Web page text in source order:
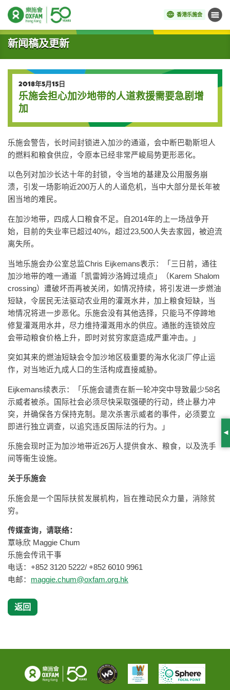
香港乐施会 菜单
开始主要内容
新闻稿及更新
2018年5月15日
乐施会担心加沙地带的人道救援需要急剧增
加
乐施会警告，长时间封锁进入加沙的通道，会中断巴勒斯坦人
的燃料和粮食供应，令原本已经非常严峻局势更形恶化。
以色列对加沙长达十年的封锁，令当地的基建及公用服务崩
溃，引发一场影响近200万人的人道危机，当中大部分是长年被
困当地的难民。
在加沙地带，四成人口粮食不足。自2014年的上一场战争开
始，目前的失业率已超过40%，超过23,500人失去家园，被迫流
离失所。
当地乐施会办公室总监Chris Eijkemans表示：「三日前，通往
加沙地带的唯一通道「凯雷姆沙洛姆过境点」（Karem Shalom
crossing）遭破坏而再被关闭，如情况持续，将引发进一步燃油
短缺，令居民无法驱动农业用的灌溉水井，加上粮食短缺，当
地情况将进一步恶化。乐施会没有其他选择，只能马不停蹄地
修复灌溉用水井，尽力维持灌溉用水的供应。通胀的连锁效应
会带动粮食价格上升，即时对贫穷家庭造成严重冲击。」
突如其来的燃油短缺会令加沙地区极重要的海水化淡厂停止运
作，对当地近九成人口的生活构成直接威胁。
Eijkemans续表示：「乐施会谴责在新一轮冲突中导致最少58名
示威者被杀。国际社会必须尽快采取强硬的行动，终止暴力冲
突，并确保各方保持克制。是次杀害示威者的事件，必须要立
即进行独立调查，以追究违反国际法的行为。」
乐施会现时正为加沙地带近26万人提供食水、粮食，以及洗手
间等衞生设施。
关于乐施会
乐施会是一个国际扶贫发展机构，旨在推动民众力量，消除贫
穷。
传媒查询，请联络：
覃咏欣 Maggie Chum
乐施会传讯干事
电话：+852 3120 5222/ +852 6010 9961
电邮： maggie.chum@oxfam.org.hk
返回